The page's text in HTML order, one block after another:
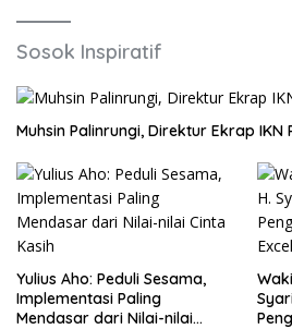
Sosok Inspiratif
Muhsin Palinrungi, Direktur Ekrap IKN
Yulius Aho: Peduli Sesama,
Implementasi Paling
Mendasar dari Nilai-nilai